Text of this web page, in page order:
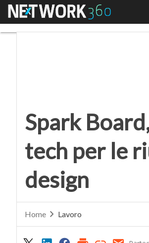
Menu
Spark
tech per le
design
Home Lavoro